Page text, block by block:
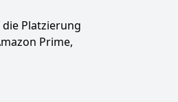
Platzierung
Prime,